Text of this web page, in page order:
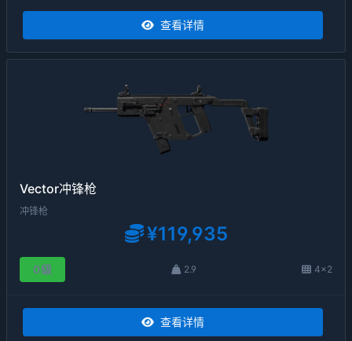
查看详情
Vector冲锋枪
冲锋枪
¥119,935
0级 2.9 4×2
查看详情